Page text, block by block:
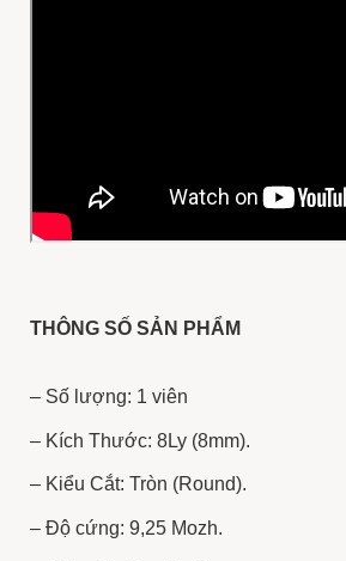
THÔNG SỐ SẢN PHẨM
– Số lượng: 1 viên
– Kích Thước: 8Ly (8mm).
– Kiểu Cắt: Tròn (Round).
– Độ cứng: 9,25 Mozh.